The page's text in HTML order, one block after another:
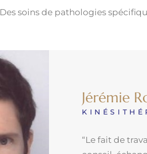
Des soins de pathologies
Jérémie
“Le fait de